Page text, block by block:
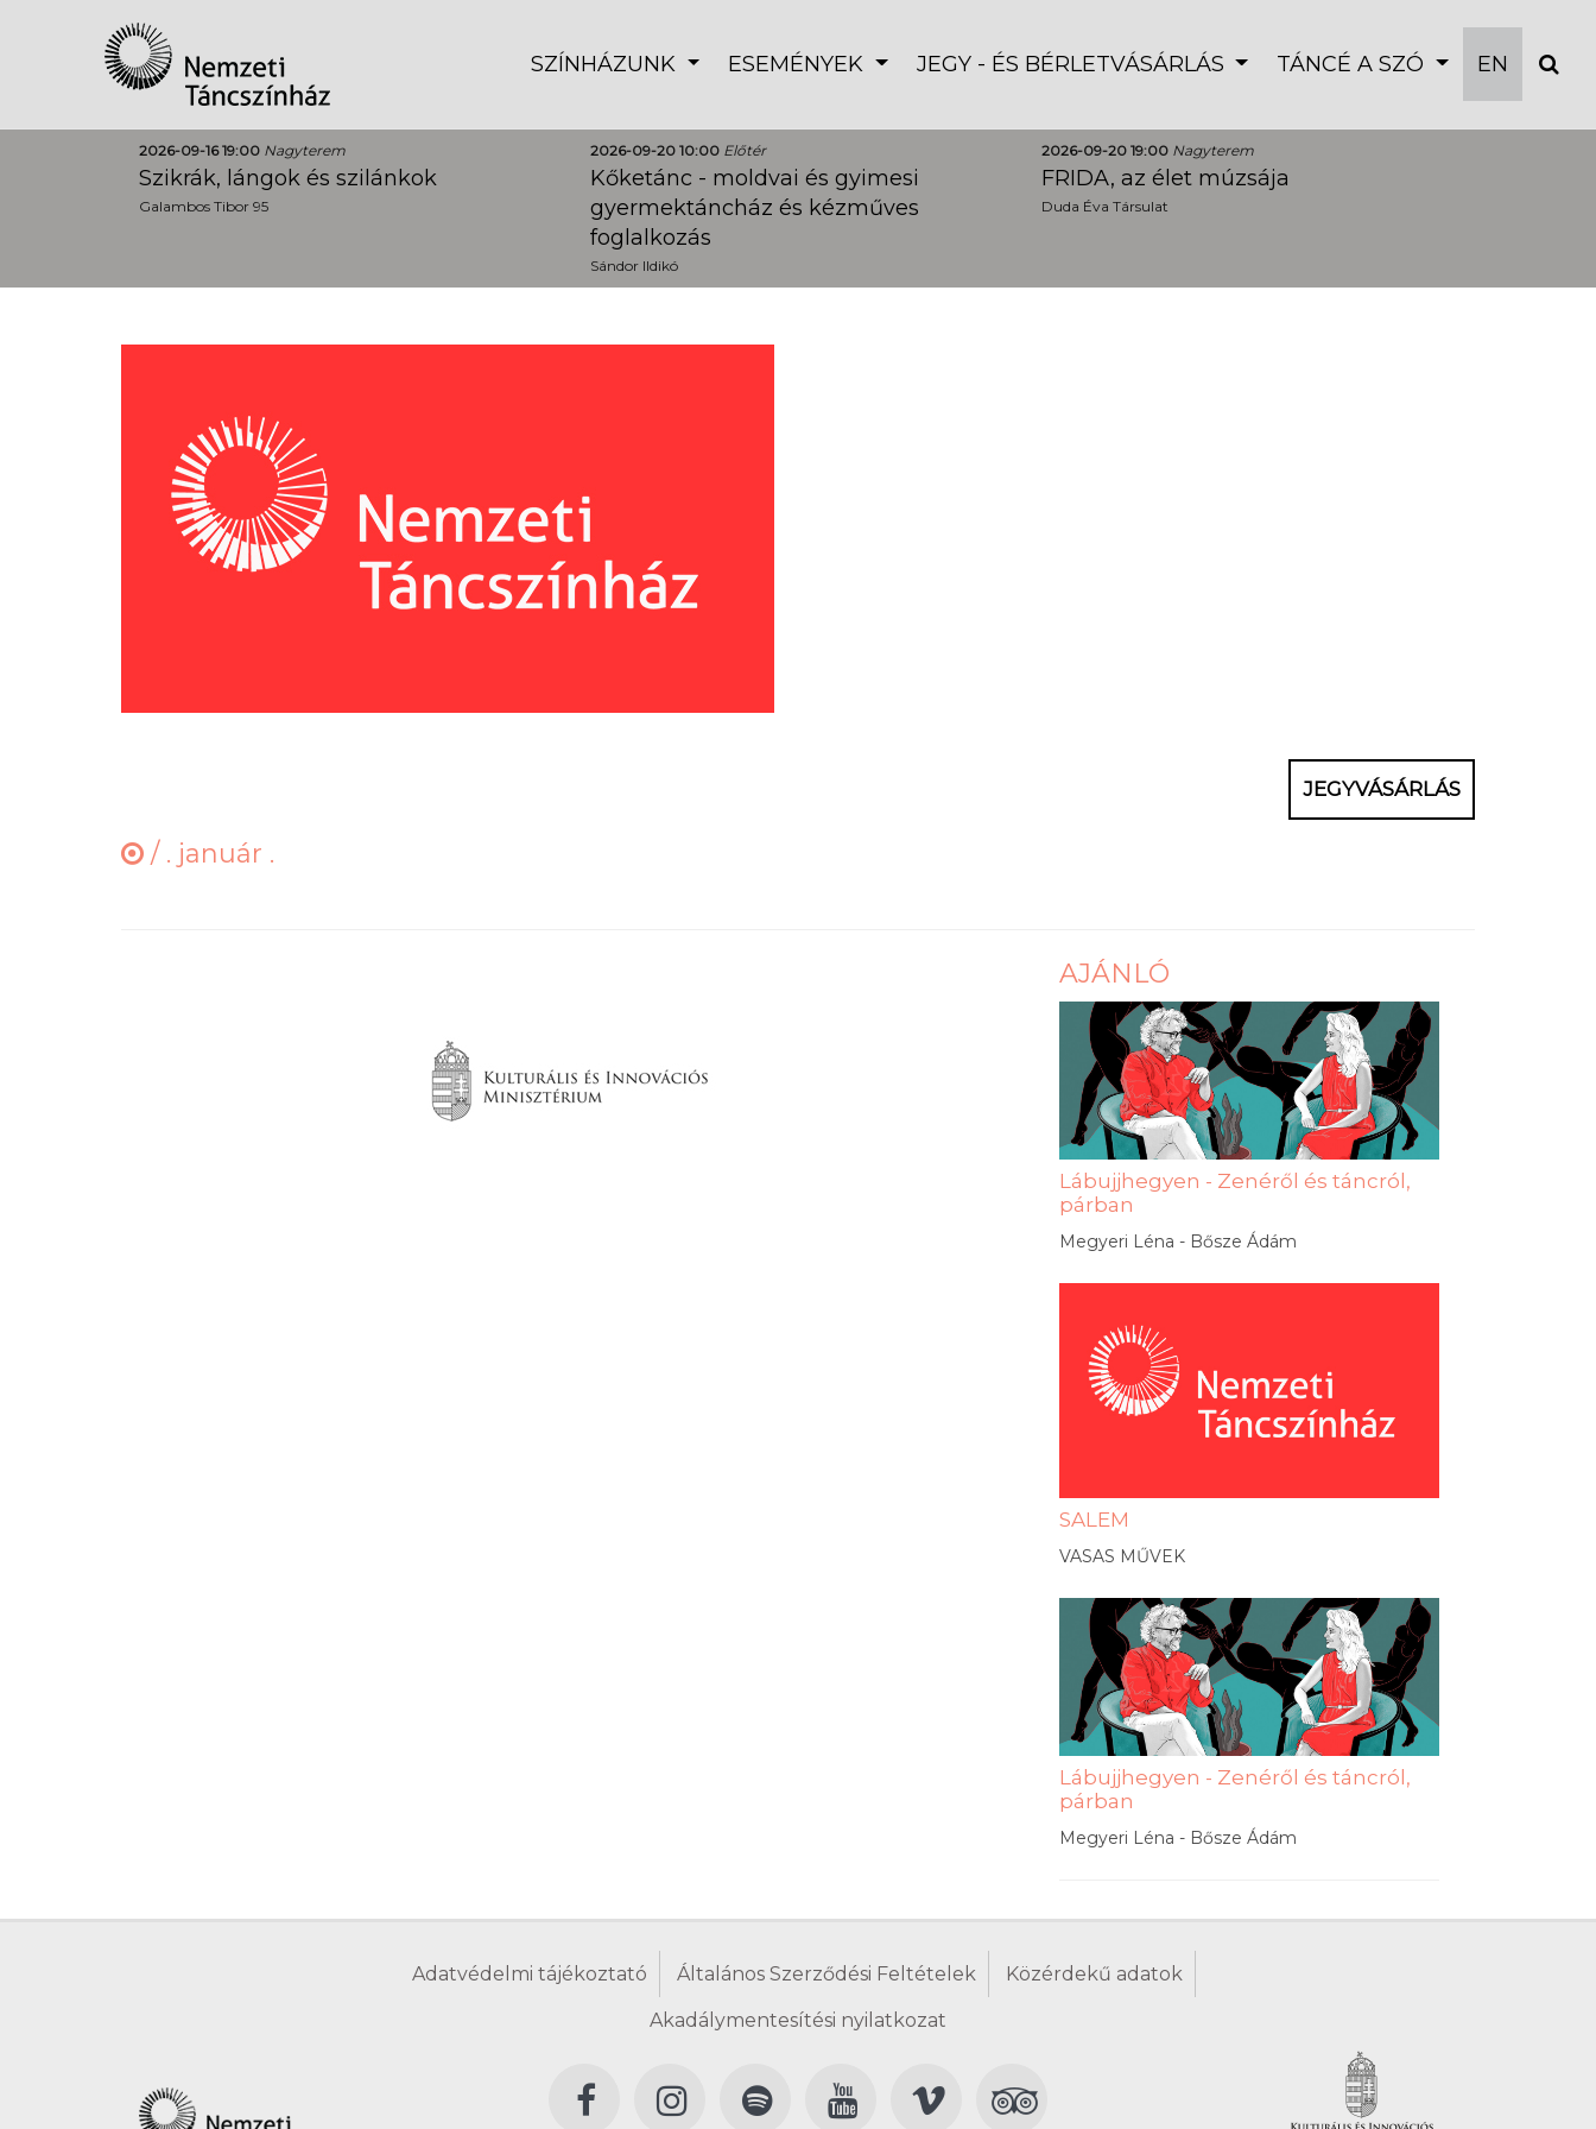
SZÍNHÁZUNK ESEMÉNYEK JEGY - ÉS BÉRLETVÁSÁRLÁS TÁNCÉ A SZÓ EN
2026-09-16 19:00 Nagyterem
Szikrák, lángok és szilánkok
Galambos Tibor 95
2026-09-20 10:00 Előtér
Kőketánc - moldvai és gyimesi
gyermektáncház és kézműves
foglalkozás
Sándor Ildikó
2026-09-20 19:00 Nagyterem
FRIDA, az élet múzsája
Duda Éva Társulat
JEGYVÁSÁRLÁS
/ . január .
AJÁNLÓ
Lábujjhegyen - Zenéről és táncról,
párban
Megyeri Léna - Bősze Ádám
SALEM
VASAS MŰVEK
Lábujjhegyen - Zenéről és táncról,
párban
Megyeri Léna - Bősze Ádám
Adatvédelmi tájékoztató Általános Szerződési Feltételek Közérdekű adatok
Akadálymentesítési nyilatkozat